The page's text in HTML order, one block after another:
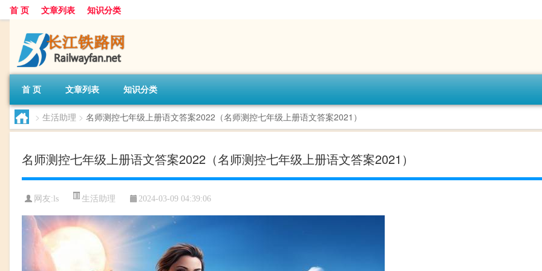
首 页 文章列表 知识分类
首 页 文章列表 知识分类
> 生活助理 > 名师测控七年级上册语文答案2022（名师测控七年级上册语文答案2021）
名师测控七年级上册语文答案2022（名师测控七年级上册语文答案2021）
网友: ls 生活助理 2024-03-09 04:39:06